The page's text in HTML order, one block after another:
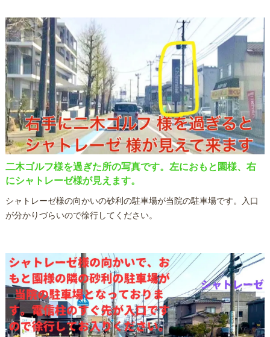
二木ゴルフ様を過ぎた所の写真です。左におもと園様、右
にシャトレーゼ様が見えます。
シャトレーゼ様の向かいの砂利の駐車場が当院の駐車場です。入口
が分かりづらいので徐行してください。